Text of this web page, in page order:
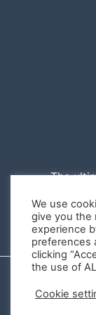
The
in line
We use
give you the
experience
preferences
clicking
the use of
Cookie